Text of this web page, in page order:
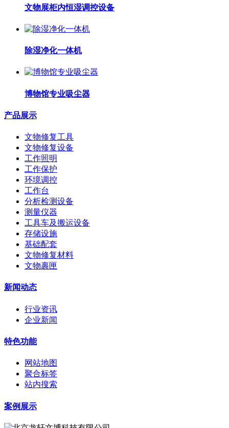
文物展柜内恒湿调控设备
除湿净化一体机
博物馆专业吸尘器
产品展示
文物修复工具
文物修复设备
工作照明
工作保护
环境调控
工作台
分析检测设备
测量仪器
工具车及搬运设备
存储设施
基础配套
文物修复材料
文物裹匣
新闻动态
行业资讯
企业新闻
特色功能
网站地图
聚合标签
站内搜索
案例展示